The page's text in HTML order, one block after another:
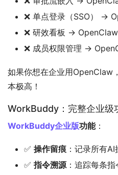
❌ 单点登录（SSO） →
❌ 研效看板 →
❌ 成员权限管理 →
如果你想在企业用OpenClaw
本极高！
WorkBuddy：完整企业级
WorkBuddy企业版功能：
✅ 操作留痕 ：记录所有
✅ 指令溯源：追踪每条指